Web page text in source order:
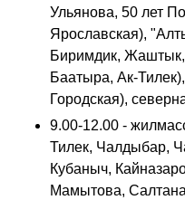
Ульянова, 50 лет
Ярославская),
Биримдик,
Баатыра, Ак-
Городская),
9.00-12.00 -
Тилек, Чалдыбар,
Кубаныч,
Мамытова,